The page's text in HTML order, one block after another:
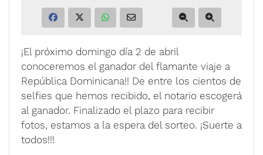
¡El próximo domingo día 2 de abril
conoceremos el ganador del flamante viaje a
República Dominicana!! De entre los cientos de
selfies que hemos recibido, el notario escogerá
al ganador. Finalizado el plazo para recibir
fotos, estamos a la espera del sorteo. ¡Suerte a
todos!!!